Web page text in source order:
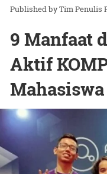
Tim Penulis
9 Manfaat
Aktif
Mahasiswa